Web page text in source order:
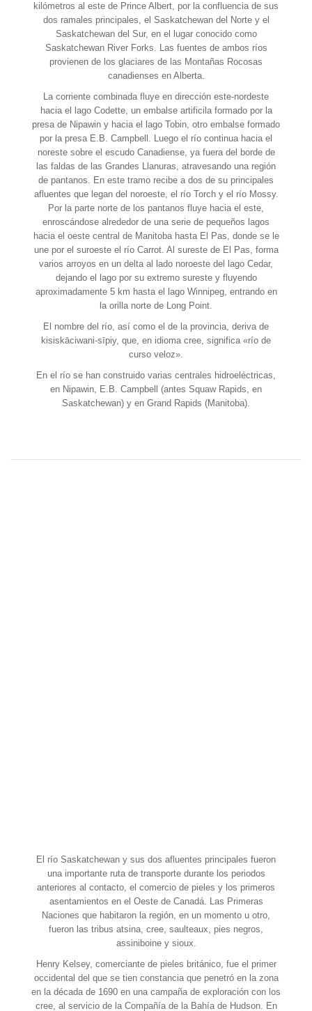
kilómetros al este de Prince Albert, por la confluencia de sus
dos ramales principales, el Saskatchewan del Norte y el
Saskatchewan del Sur, en el lugar conocido como
Saskatchewan River Forks. Las fuentes de ambos ríos
provienen de los glaciares de las Montañas Rocosas
canadienses en Alberta.
La corriente combinada fluye en dirección este-nordeste
hacia el lago Codette, un embalse artificila formado por la
presa de Nipawin y hacia el lago Tobin, otro embalse formado
por la presa E.B. Campbell. Luego el río continua hacia el
noreste sobre el escudo Canadiense, ya fuera del borde de
las faldas de las Grandes Llanuras, atravesando una región
de pantanos. En este tramo recibe a dos de su principales
afluentes que legan del noroeste, el río Torch y el río Mossy.
Por la parte norte de los pantanos fluye hacia el este,
enroscándose alrededor de una serie de pequeños lagos
hacia el oeste central de Manitoba hasta El Pas, donde se le
une por el suroeste el río Carrot. Al sureste de El Pas, forma
varios arroyos en un delta al lado noroeste del lago Cedar,
dejando el lago por su extremo sureste y fluyendo
aproximadamente 5 km hasta el lago Winnipeg, entrando en
la orilla norte de Long Point.
El nombre del río, así como el de la provincia, deriva de
kisiskāciwani-sīpiy, que, en idioma cree, significa «río de
curso veloz».
En el río se han construido varias centrales hidroeléctricas,
en Nipawin, E.B. Campbell (antes Squaw Rapids, en
Saskatchewan) y en Grand Rapids (Manitoba).
El río Saskatchewan y sus dos afluentes principales fueron
una importante ruta de transporte durante los periodos
anteriores al contacto, el comercio de pieles y los primeros
asentamientos en el Oeste de Canadá. Las Primeras
Naciones que habitaron la región, en un momento u otro,
fueron las tribus atsina, cree, saulteaux, pies negros,
assiniboine y sioux.
Henry Kelsey, comerciante de pieles británico, fue el primer
occidental del que se tien constancia que penetró en la zona
en la década de 1690 en una campaña de exploración con los
cree, al servicio de la Compañía de la Bahía de Hudson. En